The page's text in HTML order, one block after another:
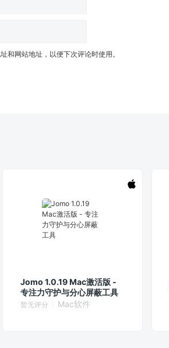
和网站地址，以便下次评论时使用。
Jomo 1.0.19 Mac激活版 -
专注力守护与分心屏蔽工具
暂无评分 Mac软件